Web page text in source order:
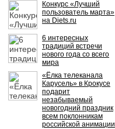
Конкурс «Лучший
пользователь марта»
на Diets.ru
6 интересных
традиций встречи
нового года со всего
мира
«Ёлка телеканала
Карусель» в Крокусе
подарит
незабываемый
новогодний праздник
всем поклонникам
российской анимации